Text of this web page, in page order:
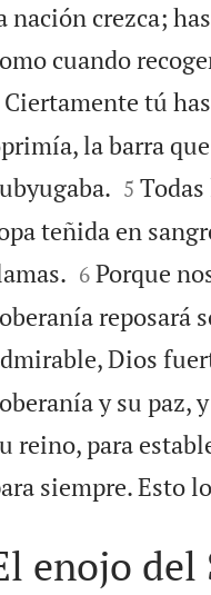
nación crezca;
cuando
Ciertamente tú
la barra

5
teñida en

6 Porque
reposará
Dios
y su paz,
reino, para
siempre. Esto
enojo del